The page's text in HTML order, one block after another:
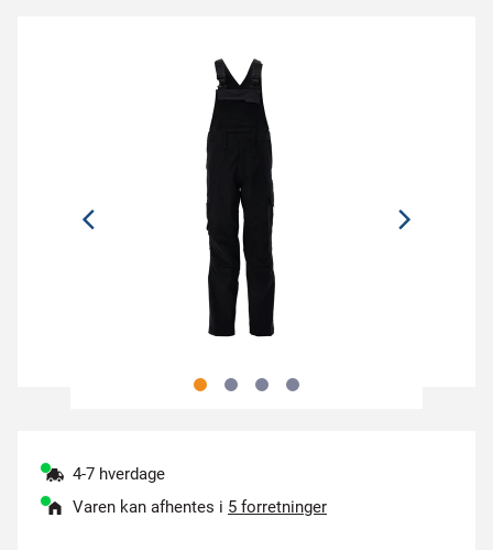
4-7 hverdage
Varen kan afhentes i 5 forretninger